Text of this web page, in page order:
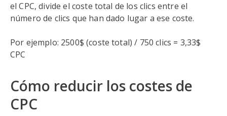
el CPC, divide el coste total de los clics entre el
número de clics que han dado lugar a ese coste.
Por ejemplo: 2500$ (coste total) / 750 clics = 3,33$
CPC
Cómo reducir los costes de
CPC